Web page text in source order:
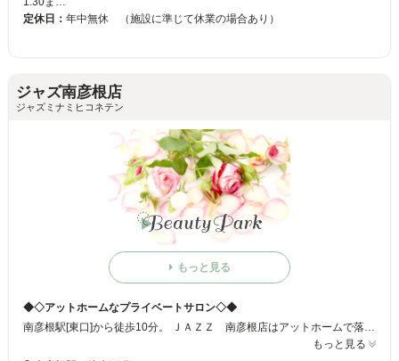
定休日： 年中無休 （施設に準じて休業の場合あり）
ジャズ南彦根店
ジャズミナミヒコネテン
もっと見る
◆◇アットホームなプライベートサロン◇◆
南彦根駅[東口]から徒歩10分。 ＪＡＺＺ 南彦根店はアットホームで落ち着いた空間作りを心がけており スタッフも少人数制でやっているので、ごちゃごちゃしたサロンや 大手のサロンが苦手なお客様におすすめのサロンです！！！ オススメとカラーと縮毛矯正にかなり力をいれているので 是非一度ご体験してみてはいかがでしょうか。 ご来店お待ちしております！！！
もっと見る